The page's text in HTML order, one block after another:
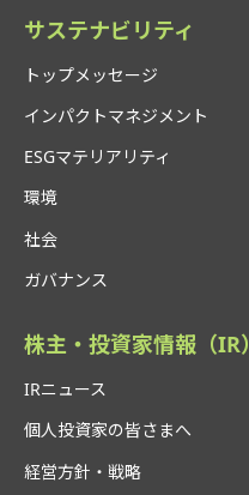
サステナビリティ
トップメッセージ
インパクトマネジメント
ESGマテリアリティ
環境
社会
ガバナンス
株主・投資家情報（IR）
IRニュース
個人投資家の皆さまへ
経営方針・戦略